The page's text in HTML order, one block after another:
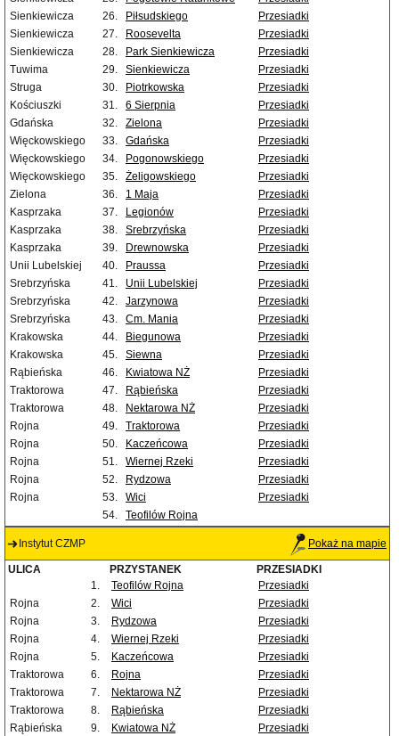
Sienkiewicza
26. Piłsudskiego
Przesiadki
Sienkiewicza
27. Roosevelta
Przesiadki
Sienkiewicza
28. Park Sienkiewicza
Przesiadki
Tuwima
29. Sienkiewicza
Przesiadki
Struga
30. Piotrkowska
Przesiadki
Kościuszki
31. 6 Sierpnia
Przesiadki
Gdańska
32. Zielona
Przesiadki
Więckowskiego
33. Gdańska
Przesiadki
Więckowskiego
34. Pogonowskiego
Przesiadki
Więckowskiego
35. Żeligowskiego
Przesiadki
Zielona
36. 1 Maja
Przesiadki
Kasprzaka
37. Legionów
Przesiadki
Kasprzaka
38. Srebrzyńska
Przesiadki
Kasprzaka
39. Drewnowska
Przesiadki
Unii Lubelskiej
40. Praussa
Przesiadki
Srebrzyńska
41. Unii Lubelskiej
Przesiadki
Srebrzyńska
42. Jarzynowa
Przesiadki
Srebrzyńska
43. Cm. Mania
Przesiadki
Krakowska
44. Biegunowa
Przesiadki
Krakowska
45. Siewna
Przesiadki
Rąbieńska
46. Kwiatowa NŻ
Przesiadki
Traktorowa
47. Rąbieńska
Przesiadki
Traktorowa
48. Nektarowa NŻ
Przesiadki
Rojna
49. Traktorowa
Przesiadki
Rojna
50. Kaczeńcowa
Przesiadki
Rojna
51. Wiernej Rzeki
Przesiadki
Rojna
52. Rydzowa
Przesiadki
Rojna
53. Wici
Przesiadki
54.
Teofilów Rojna
Instytut CZMP Pokaż na mapie
ULICA PRZYSTANEK
PRZESIADKI
1.
Teofilów Rojna
Przesiadki
Rojna
2. Wici
Przesiadki
Rojna
3. Rydzowa
Przesiadki
Rojna
4. Wiernej Rzeki
Przesiadki
Rojna
5. Kaczeńcowa
Przesiadki
Traktorowa
6. Rojna
Przesiadki
Traktorowa
7. Nektarowa NŻ
Przesiadki
Traktorowa
8. Rąbieńska
Przesiadki
Rąbieńska
9. Kwiatowa NŻ
Przesiadki